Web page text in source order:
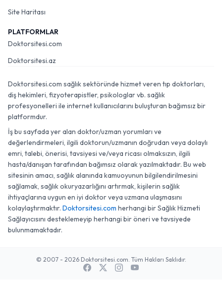
Site Haritası
PLATFORMLAR
Doktorsitesi.com
Doktorsitesi.az
Doktorsitesi.com sağlık sektöründe hizmet veren tıp doktorları,
diş hekimleri, fizyoterapistler, psikologlar vb. sağlık
profesyonelleri ile internet kullanıcılarını buluşturan bağımsız bir
platformdur.
İş bu sayfada yer alan doktor/uzman yorumları ve
değerlendirmeleri, ilgili doktorun/uzmanın doğrudan veya dolaylı
emri, talebi, önerisi, tavsiyesi ve/veya ricası olmaksızın, ilgili
hasta/danışan tarafından bağımsız olarak yazılmaktadır. Bu web
sitesinin amacı, sağlık alanında kamuoyunun bilgilendirilmesini
sağlamak, sağlık okuryazarlığını artırmak, kişilerin sağlık
ihtiyaçlarına uygun en iyi doktor veya uzmana ulaşmasını
kolaylaştırmaktır. Doktorsitesi.com herhangi bir Sağlık Hizmeti
Sağlayıcısını desteklemeyip herhangi bir öneri ve tavsiyede
bulunmamaktadır.
© 2007 - 2026 Doktorsitesi.com. Tüm Hakları Saklıdır.